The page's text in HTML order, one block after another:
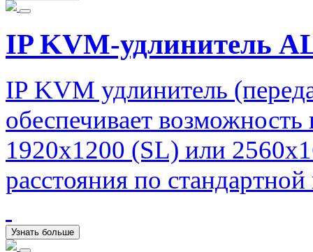
IP KVM-удлинитель
IP KVM удлинитель
обеспечивает
1920х1200 (SL) или
расстояния по
Узнать больше